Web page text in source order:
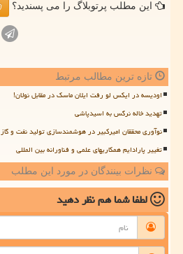
این مطلب پرتوبلاگ را می پسندید؟
تازه ترین مطالب مرتبط
اودیسه در ایکس لو رفت ایلان ماسک در مقابل نولان!
تهدید خاله نرگس به اسیدپاشی
نوآوری محققان امیرکبیر در هوشمندسازی تولید نفت و گاز
تغییر پارادایم همکاریهای علمی و فناورانه بین المللی
نظرات بینندگان در مورد این مطلب
لطفا شما همنظر دهید